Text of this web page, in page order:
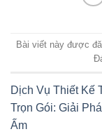
Bài viết này được
Dịch Vụ Thiết Kế
Trọn Gói: Giải
Ấm